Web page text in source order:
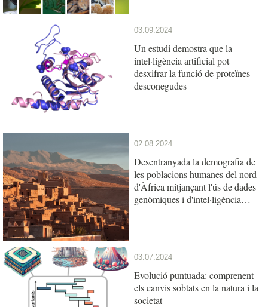
03.09.2024
Un estudi demostra que la
intel·ligència artificial pot
desxifrar la funció de proteïnes
desconegudes
02.08.2024
Desentranyada la demografia de
les poblacions humanes del nord
d'Àfrica mitjançant l'ús de dades
genòmiques i d'intel·ligència
03.07.2024
Evolució puntuada: comprenent
els canvis sobtats en la natura i la
societat